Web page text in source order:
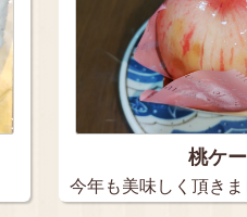
桃ケ
今年も美味しく頂き